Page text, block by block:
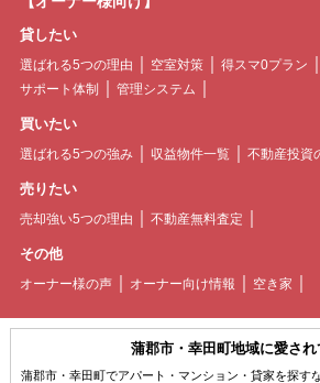
貸したい
選ばれる5つの理由 空室対策 得スマ0プラン
サポート体制
管理システム
買いたい
選ばれる5つの強み 収益物件一覧 不動産投資
売りたい
売却強い5つの理由 不動産無料査定
その他
オーナー様の声 オーナー向け情報 空き家
蒲郡市・幸田町地域に愛され
蒲郡市・幸田町でアパート・マンション・貸家を探す